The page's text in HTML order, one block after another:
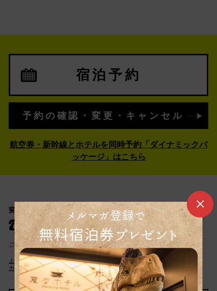
宿泊予約
予約の確認・変更・キャンセル
航空券・新幹線とホテルを同時予約「ダイナミックパ
ッケージ」はこちら
変なホテル 舞浜 東京ベイ カスタマーセンター
050-5894-3737
ご予約もしくはご宿泊に関するお問い合わせのみお受けしております。
よくある質問
宿泊約款
カスタマーハラスメントに対する基本方針